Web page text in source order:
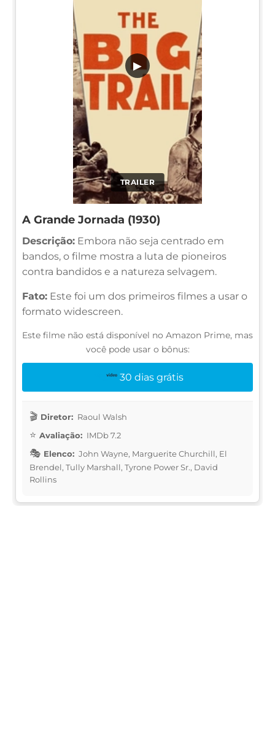
TRAILER
▶
A Grande Jornada (1930)
Descrição: Embora não seja centrado em
bandos, o filme mostra a luta de pioneiros
contra bandidos e a natureza selvagem.
Fato: Este foi um dos primeiros filmes a usar o
formato widescreen.
Este filme não está disponível no Amazon Prime, mas
você pode usar o bônus:
30 dias grátis
Diretor: Raoul Walsh
Avaliação: IMDb 7.2
Elenco: John Wayne, Marguerite Churchill, El
Brendel, Tully Marshall, Tyrone Power Sr., David
Rollins